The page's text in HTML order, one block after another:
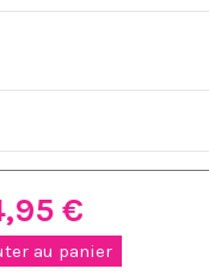
€
au panier